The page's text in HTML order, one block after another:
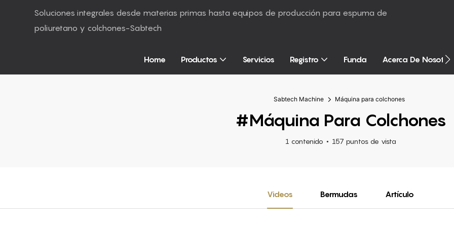
Soluciones integrales desde materias primas hasta equipos de producción para espuma de
poliuretano y colchones-Sabtech
Home Productos Servicios Registro Funda Acerca De
Sabtech Machine Máquina para colchones
#Máquina Para Colchones
1 contenido 157 puntos de vista
Videos Bermudas Artículo